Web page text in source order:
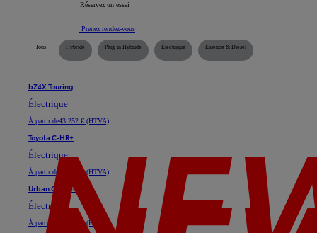
Réservez un essai
Prenez rendez-vous
Tous Hybride Plug-in Hybride Électrique Essence & Diesel
bZ4X Touring
Électrique
À partir de43.252 € (HTVA)
Toyota C-HR+
Électrique
À partir de 35.128 € (HTVA)
Urban Cruiser
Électrique
À partir de 29.747 € (HTVA)